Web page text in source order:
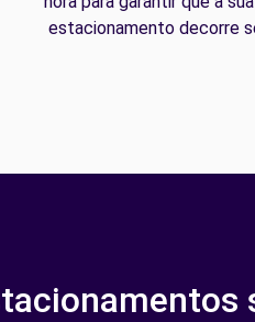
estacionamento decorre